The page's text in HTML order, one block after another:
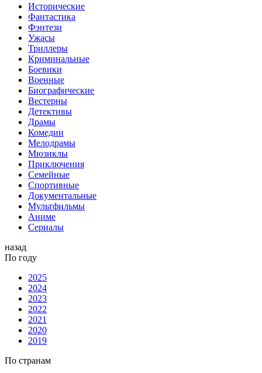
Исторические
Фантастика
Фэнтези
Ужасы
Триллеры
Криминальные
Боевики
Военные
Биографические
Вестерны
Детективы
Драмы
Комедии
Мелодрамы
Мюзиклы
Приключения
Семейные
Спортивные
Документальные
Мультфильмы
Аниме
Сериалы
назад
По году
2025
2024
2023
2022
2021
2020
2019
По странам